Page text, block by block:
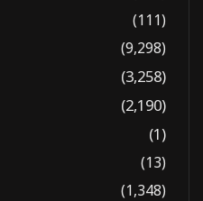
(111)
(9,298)
(3,258)
(2,190)
(1)
(13)
(1,348)